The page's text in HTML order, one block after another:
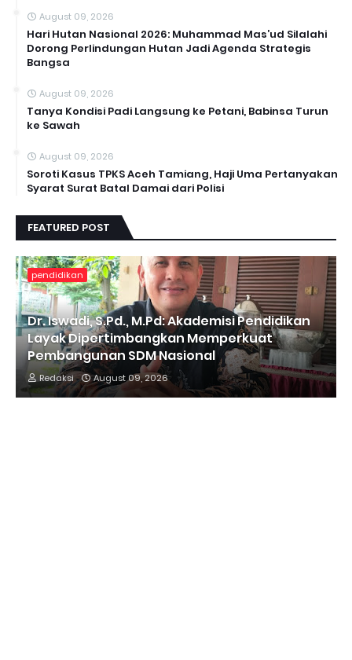
August 09, 2026
Hari Hutan Nasional 2026: Muhammad Mas’ud Silalahi
Dorong Perlindungan Hutan Jadi Agenda Strategis
Bangsa
August 09, 2026
Tanya Kondisi Padi Langsung ke Petani, Babinsa Turun
ke Sawah
August 09, 2026
Soroti Kasus TPKS Aceh Tamiang, Haji Uma Pertanyakan
Syarat Surat Batal Damai dari Polisi
FEATURED POST
pendidikan
Dr. Iswadi, S.Pd., M.Pd: Akademisi Pendidikan
Layak Dipertimbangkan Memperkuat
Pembangunan SDM Nasional
Redaksi August 09, 2026